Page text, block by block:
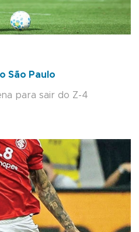
São Paulo
para sair do Z-4